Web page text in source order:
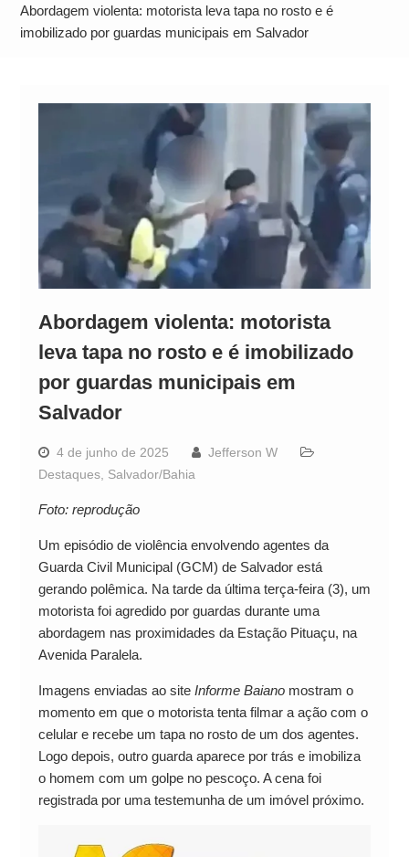
Alto
Abordagem violenta: motorista leva tapa no rosto e é
imobilizado por guardas municipais em Salvador
Abordagem violenta: motorista
leva tapa no rosto e é imobilizado
por guardas municipais em
Salvador
4 de junho de 2025
Jefferson W
Destaques, Salvador/Bahia
Foto: reprodução
Um episódio de violência envolvendo agentes da
Guarda Civil Municipal (GCM) de Salvador está
gerando polêmica. Na tarde da última terça-feira (3), um
motorista foi agredido por guardas durante uma
abordagem nas proximidades da Estação Pituaçu, na
Avenida Paralela.
Imagens enviadas ao site Informe Baianomostram o
momento em que o motorista tenta filmar a ação com o
celular e recebe um tapa no rosto de um dos agentes.
Logo depois, outro guarda aparece por trás e imobiliza
o homem com um golpe no pescoço. A cena foi
registrada por uma testemunha de um imóvel próximo.